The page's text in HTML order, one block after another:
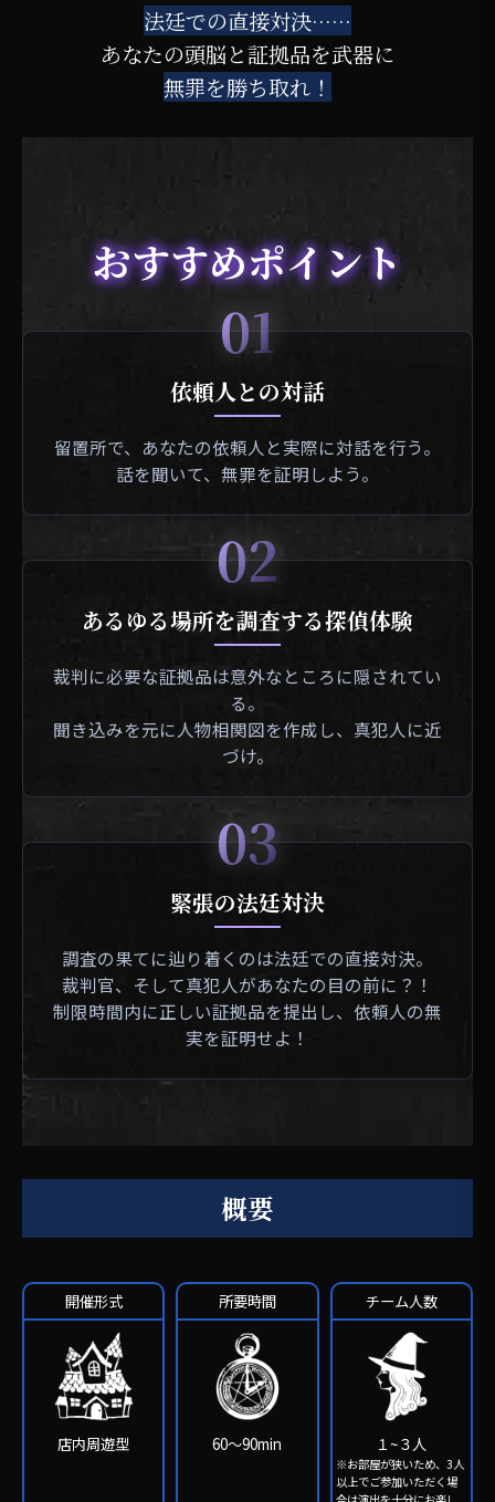
法廷での直接対決……
あなたの頭脳と証拠品を武器に
無罪を勝ち取れ！
おすすめポイント
01
依頼人との対話
留置所で、あなたの依頼人と実際に対話を行う。
話を聞いて、無罪を証明しよう。
02
あるゆる場所を調査する探偵体験
裁判に必要な証拠品は意外なところに隠されてい
る。
聞き込みを元に人物相関図を作成し、真犯人に近
づけ。
03
緊張の法廷対決
調査の果てに辿り着くのは法廷での直接対決。
裁判官、そして真犯人があなたの目の前に？！
制限時間内に正しい証拠品を提出し、依頼人の無
実を証明せよ！
概要
開催形式
店内周遊型
所要時間
60〜90min
チーム人数
１~３人
※お部屋が狭いため、3人
以上でご参加いただく場